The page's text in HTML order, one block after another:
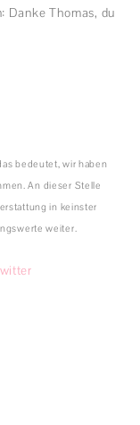
Danke Thomas, du
bedeutet, wir haben
An dieser Stelle
in keinster
weiter.